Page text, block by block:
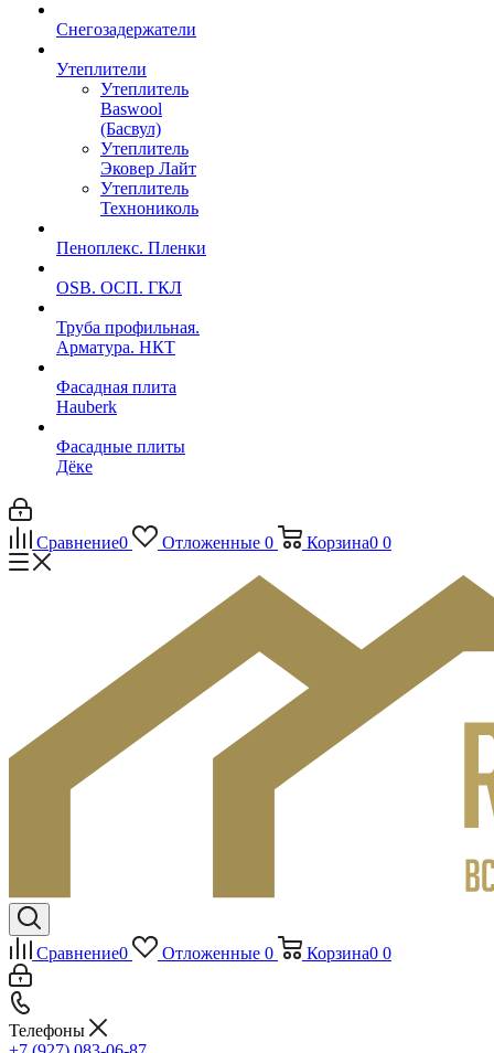
Снегозадержатели
Утеплители
Утеплитель
Baswool
(Басвул)
Утеплитель
Эковер Лайт
Утеплитель
Технониколь
Пеноплекс. Пленки
OSB. ОСП. ГКЛ
Труба профильная.
Арматура. НКТ
Фасадная плита
Hauberk
Фасадные плиты
Дёке
Сравнение0 Отложенные 0 Корзина0 0
Сравнение0 Отложенные 0 Корзина0 0
Телефоны